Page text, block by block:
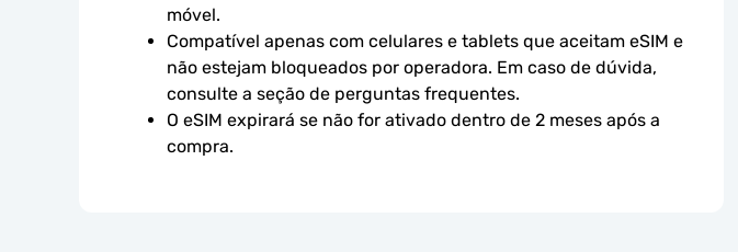
móvel.
Compatível apenas com celulares e tablets que aceitam eSIM e
não estejam bloqueados por operadora. Em caso de dúvida,
consulte a seção de perguntas frequentes.
O eSIM expirará se não for ativado dentro de 2 meses após a
compra.